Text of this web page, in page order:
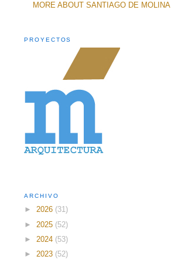
MORE ABOUT SANTIAGO DE MOLINA
PROYECTOS
ARCHIVO
►2026 (31)
► 2025 (52)
► 2024 (53)
►2023 (52)